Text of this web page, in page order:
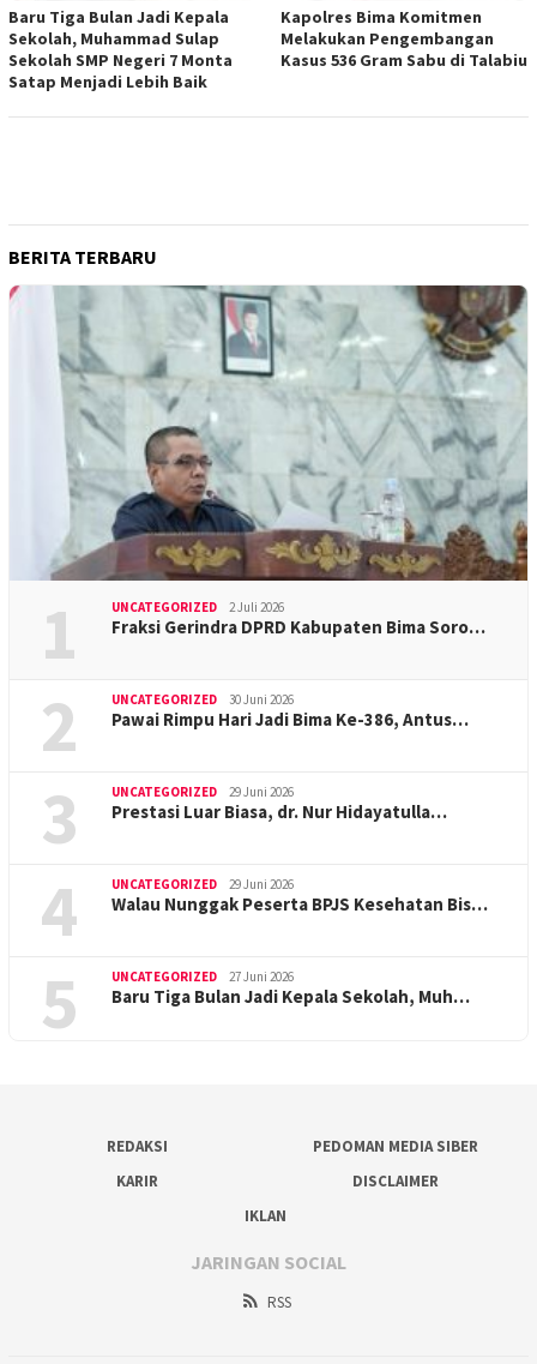
Baru Tiga Bulan Jadi Kepala
Sekolah, Muhammad Sulap
Sekolah SMP Negeri 7 Monta
Satap Menjadi Lebih Baik
Kapolres Bima Komitmen
Melakukan Pengembangan
Kasus 536 Gram Sabu di Talabiu
BERITA TERBARU
1 UNCATEGORIZED 2 Juli 2026
Fraksi Gerindra DPRD Kabupaten Bima Soro…
2 UNCATEGORIZED 30 Juni 2026
Pawai Rimpu Hari Jadi Bima Ke-386, Antus…
3 UNCATEGORIZED 29 Juni 2026
Prestasi Luar Biasa, dr. Nur Hidayatulla…
4 UNCATEGORIZED 29 Juni 2026
Walau Nunggak Peserta BPJS Kesehatan Bis…
5 UNCATEGORIZED 27 Juni 2026
Baru Tiga Bulan Jadi Kepala Sekolah, Muh…
REDAKSI
PEDOMAN MEDIA SIBER
KARIR
DISCLAIMER
IKLAN
JARINGAN SOCIAL
RSS